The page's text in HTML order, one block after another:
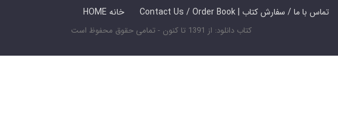
HOME خانه Contact Us / Order Book | تماس با ما / سفارش کتاب
کتاب دانلود: از 1391 تا کنون - تمامی حقوق محفوظ است